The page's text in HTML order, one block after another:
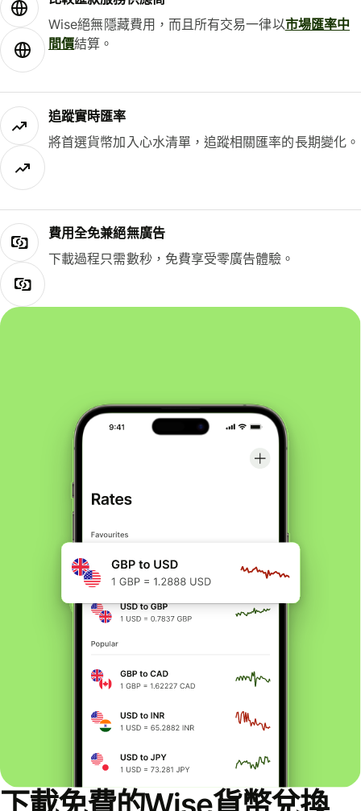
Wise絕無隱藏費用，而且所有交易一律以市場匯率中
間價結算。
追蹤實時匯率
將首選貨幣加入心水清單，追蹤相關匯率的長期變化。
費用全免兼絕無廣告
下載過程只需數秒，免費享受零廣告體驗。